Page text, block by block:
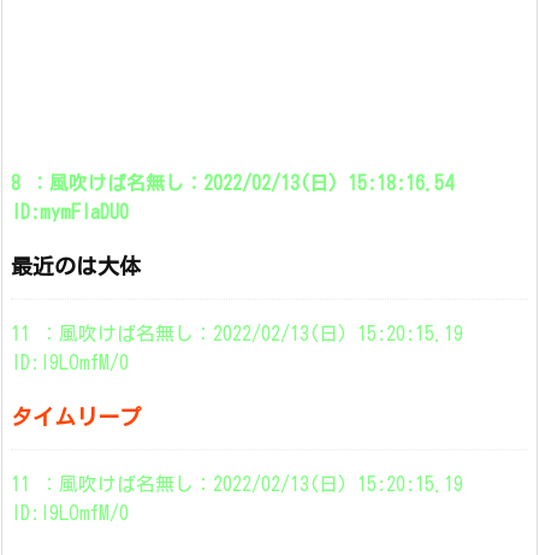
8 ：風吹けば名無し：2022/02/13(日) 15:18:16.54
ID:mymFlaDU0
最近のは大体
11 ：風吹けば名無し：2022/02/13(日) 15:20:15.19
ID:l9LOmfM/0
タイムリープ
11 ：風吹けば名無し：2022/02/13(日) 15:20:15.19
ID:l9LOmfM/0